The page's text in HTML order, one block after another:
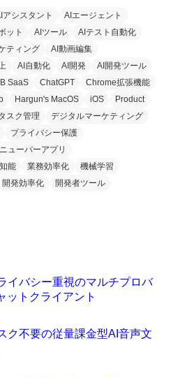
アシスタント
AIエージェント
ット AIツール
AIテスト自動化
ティング
AI動画編集
AI自動化 AI開発
AI開発ツール
SaaS ChatGPT
Chrome拡張機能
Hargun's MacOS iOS
Product
スク管理
デジタルマーケティング
プライバシー保護
ューバーアプリ
能 業務効率化
機械学習
開発効率化 開発者ツール
イバシー重視のマルチプロバ
ットクライアント
ク不要の従量課金型AI音声文